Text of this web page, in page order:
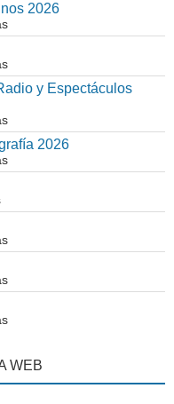
2026
y Espectáculos
2026
WEB